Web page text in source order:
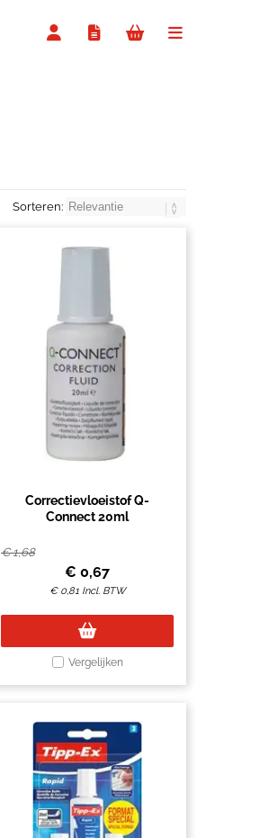
Sorteren:
Correctievloeistof Q-
Connect 20ml
€1,68
€ 0,67
€ 0,81 Incl. BTW
Vergelijken